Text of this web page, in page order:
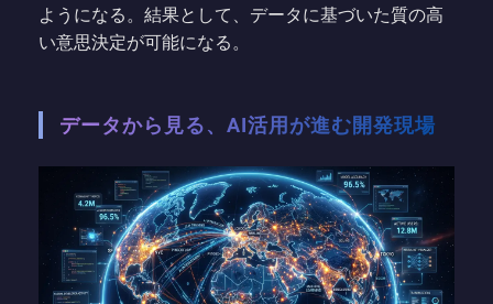
ようになる。結果として、データに基づいた質の高
い意思決定が可能になる。
データから見る、AI活用が進む開発現場